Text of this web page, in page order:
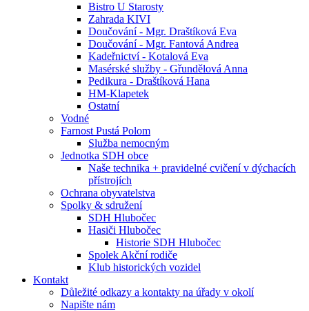
Bistro U Starosty
Zahrada KIVI
Doučování - Mgr. Draštíková Eva
Doučování - Mgr. Fantová Andrea
Kadeřnictví - Kotalová Eva
Masérské služby - Gřundělová Anna
Pedikura - Draštíková Hana
HM-Klapetek
Ostatní
Vodné
Farnost Pustá Polom
Služba nemocným
Jednotka SDH obce
Naše technika + pravidelné cvičení v dýchacích
přístrojích
Ochrana obyvatelstva
Spolky & sdružení
SDH Hlubočec
Hasiči Hlubočec
Historie SDH Hlubočec
Spolek Akční rodiče
Klub historických vozidel
Kontakt
Důležité odkazy a kontakty na úřady v okolí
Napište nám